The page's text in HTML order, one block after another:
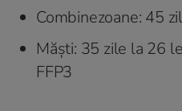
Combinezoane: 45
Măști: 35 zile la 26
FFP3